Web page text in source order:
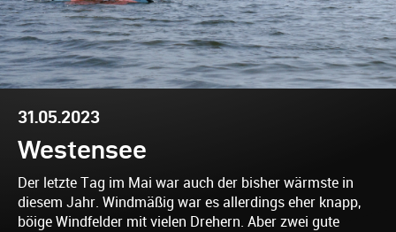
31.05.2023
Westensee
Der letzte Tag im Mai war auch der bisher wärmste in
diesem Jahr. Windmäßig war es allerdings eher knapp,
böige Windfelder mit vielen Drehern. Aber zwei gute